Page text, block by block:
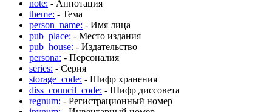
note: - Аннотация
theme: - Тема
person_name: - Имя лица
pub_place: - Место издания
pub_house: - Издательство
persona: - Персоналия
series: - Серия
storage_code: - Шифр хранения
diss_council_code: - Шифр диссовета
regnum: - Регистрационный номер